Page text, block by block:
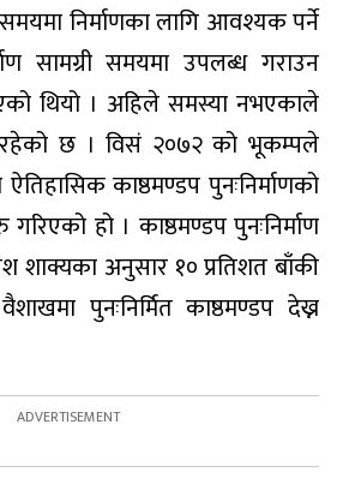
निर्माणका लागि आवश्यक पर्ने
सामग्री समयमा उपलब्ध गराउन
थियो । अहिले समस्या नभएकाले
छ । विसं २०७२ को भूकम्पले
काष्ठमण्डप पुनःनिर्माणको
हो । काष्ठमण्डप पुनःनिर्माण
शाक्यका अनुसार १० प्रतिशत बाँकी
पुनःनिर्मित काष्ठमण्डप देख्न